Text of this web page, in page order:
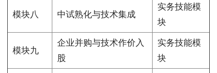
模块八 中试熟化与技术集成
实务技能模
块
模块九
企业并购与技术作价入
股
实务技能模
块